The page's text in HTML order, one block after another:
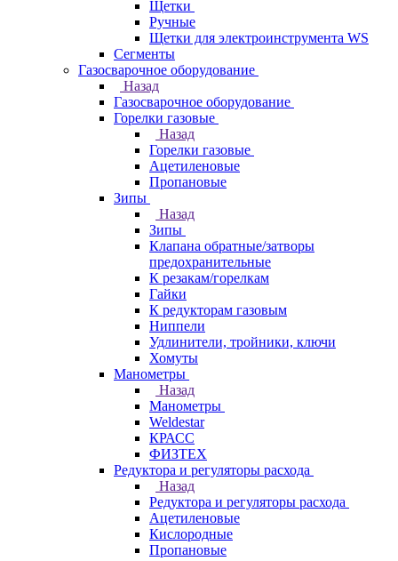
Щетки
Ручные
Щетки для электроинструмента WS
Сегменты
Газосварочное оборудование
Назад
Газосварочное оборудование
Горелки газовые
Назад
Горелки газовые
Ацетиленовые
Пропановые
Зипы
Назад
Зипы
Клапана обратные/затворы
предохранительные
К резакам/горелкам
Гайки
К редукторам газовым
Ниппели
Удлинители, тройники, ключи
Хомуты
Манометры
Назад
Манометры
Weldestar
КРАСС
ФИЗТЕХ
Редуктора и регуляторы расхода
Назад
Редуктора и регуляторы расхода
Ацетиленовые
Кислородные
Пропановые